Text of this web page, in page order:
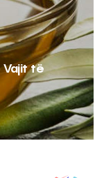
Vajit të